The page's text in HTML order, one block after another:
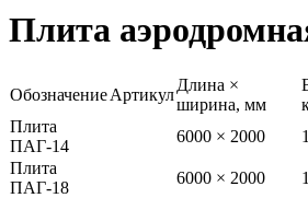
Плита
ОбозначениеАртикул
Длина ×
ширина, мм
Плита
ПАГ-14
6000 × 2000
Плита
ПАГ-18
6000 × 2000